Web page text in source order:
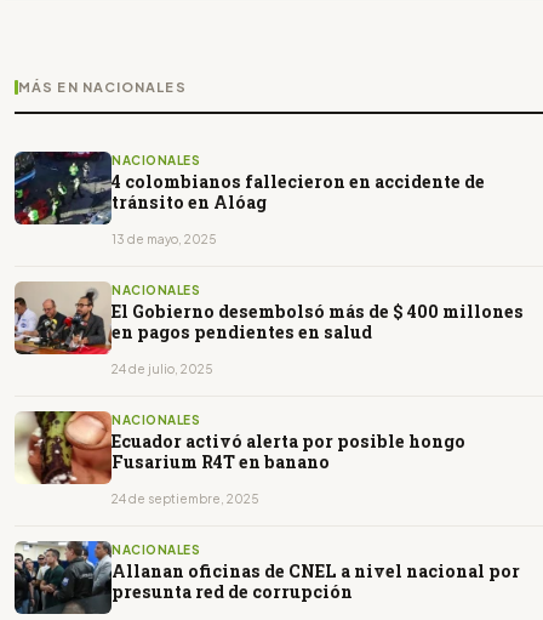
MÁS EN NACIONALES
NACIONALES
4 colombianos fallecieron en accidente de
tránsito en Alóag
13 de mayo, 2025
NACIONALES
El Gobierno desembolsó más de $ 400 millones
en pagos pendientes en salud
24 de julio, 2025
NACIONALES
Ecuador activó alerta por posible hongo
Fusarium R4T en banano
24 de septiembre, 2025
NACIONALES
Allanan oficinas de CNEL a nivel nacional por
presunta red de corrupción